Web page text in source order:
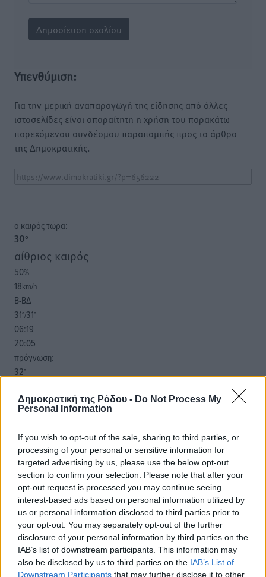
Δημοκρατική της Ρόδου - Do Not Process My
Personal Information
If you wish to opt-out of the sale, sharing to third parties, or
processing of your personal or sensitive information for
targeted advertising by us, please use the below opt-out
section to confirm your selection. Please note that after your
opt-out request is processed you may continue seeing
interest-based ads based on personal information utilized by
us or personal information disclosed to third parties prior to
your opt-out. You may separately opt-out of the further
disclosure of your personal information by third parties on the
IAB’s list of downstream participants. This information may
also be disclosed by us to third parties on the IAB’s List of
Downstream Participants that may further disclose it to other
Υπενθύμιση:
Για την μερική αναπαραγωγή της είδησης από άλλες
ιστοσελίδες είναι απαραίτητη η χρήση του παρακάτω
παρεχόμενου συνδέσμου παραπομπής προς το άρθρο
της Δημοκρατικής.
o καιρός τώρα:
30°
αίθριος καιρός
50%
18km/h
Β-ΒΔ
31°/31°
06:19
20:05
πρόγνωση:
32°
29°
ΤΡ
ΤΕ
29
ΠΕ